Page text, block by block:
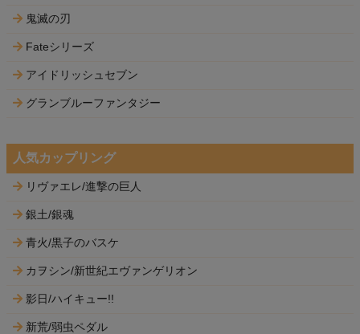
鬼滅の刃
Fateシリーズ
アイドリッシュセブン
グランブルーファンタジー
人気カップリング
リヴァエレ/進撃の巨人
銀土/銀魂
青火/黒子のバスケ
カヲシン/新世紀エヴァンゲリオン
影日/ハイキュー!!
新荒/弱虫ペダル